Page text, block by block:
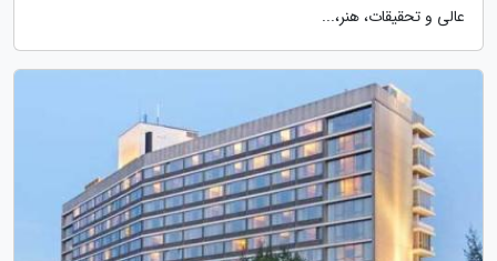
عالی و تحقیقات، هنر،...